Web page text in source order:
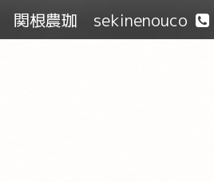
関根農珈 sekinenouco